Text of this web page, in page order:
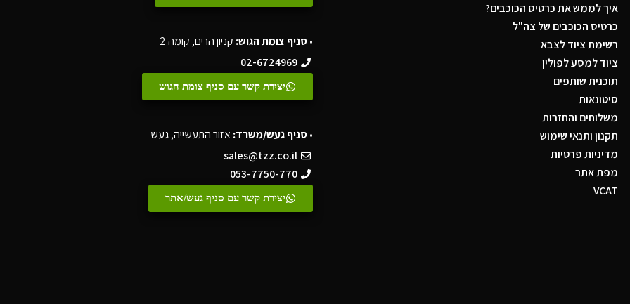
איך לממש את כרטיס הכוכבים?
כרטיס הכוכבים של צה"ל
רשימת ציוד לצבא
ציוד למסע לפולין
תוכנית שותפים
סיטונאות
משלוחים והחזרות
תקנון ותנאי שימוש
מדיניות פרטיות
מפת אתר
VCAT
•סניף צומת הגוש: קניון הרים, קומה 2
02-6724969
יצירת קשר עם סניף צומת הגוש
•סניף געש/משרד:אזור התעשייה, געש
sales@tzz.co.il
053-7750-770
יצירת קשר עם סניף געש/אתר